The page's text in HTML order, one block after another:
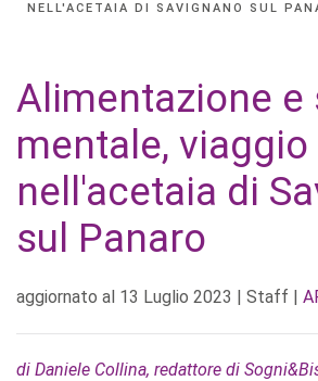
NELL'ACETAIA DI SAVIGNANO SUL
Alimentazione e
mentale, viaggio
nell'acetaia di
sul Panaro
aggiornato al 13 Luglio 2023 | Staff |
di Daniele Collina, redattore di